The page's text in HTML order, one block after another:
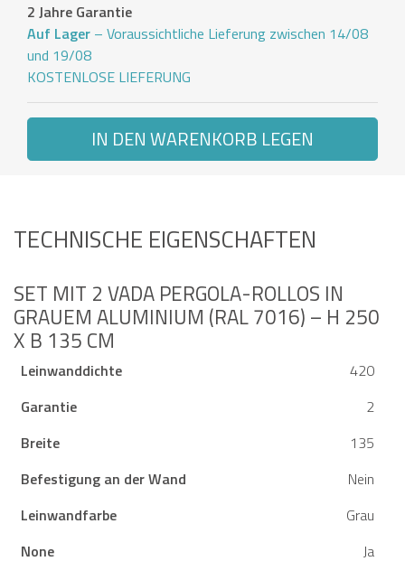
2 Jahre Garantie
Auf Lager – Voraussichtliche Lieferung zwischen 14/08
und 19/08
KOSTENLOSE LIEFERUNG
IN DEN WARENKORB LEGEN
TECHNISCHE EIGENSCHAFTEN
SET MIT 2 VADA PERGOLA-ROLLOS IN
GRAUEM ALUMINIUM (RAL 7016) – H 250
X B 135 CM
Leinwanddichte
420
Garantie
2
Breite
135
Befestigung an der Wand
Nein
Leinwandfarbe
Grau
None
Ja